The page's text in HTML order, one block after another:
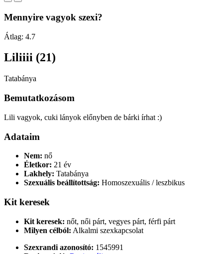
Mennyire vagyok szexi?
Átlag: 4.7
Liliiii (21)
Tatabánya
Bemutatkozásom
Lili vagyok, cuki lányok előnyben de bárki írhat :)
Adataim
Nem: nő
Életkor: 21 év
Lakhely: Tatabánya
Szexuális beállítottság: Homoszexuális / leszbikus
Kit keresek
Kit keresek: nőt, női párt, vegyes párt, férfi párt
Milyen célból: Alkalmi szexkapcsolat
Szexrandi azonosító: 1545991